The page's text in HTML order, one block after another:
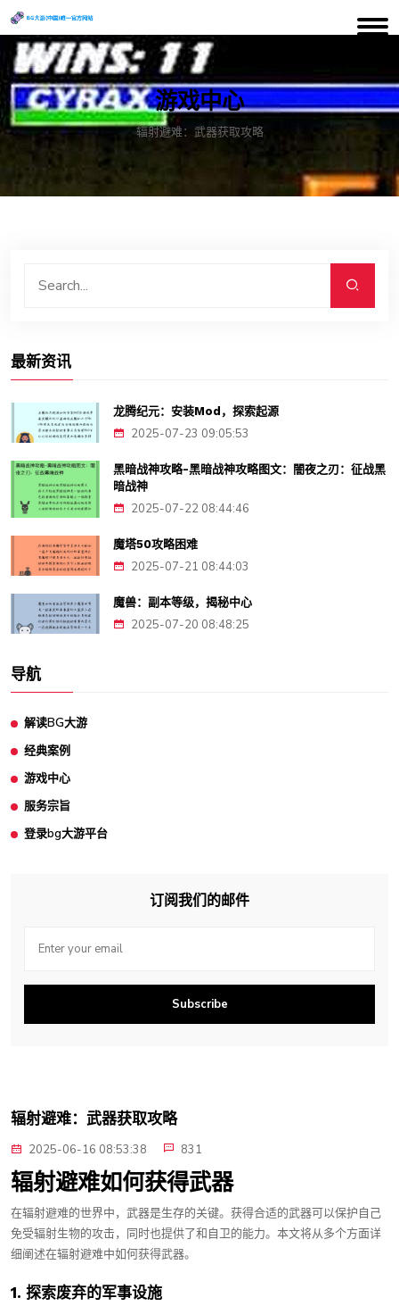
游戏中心
辐射避难：武器获取攻略
最新资讯
龙腾纪元：安装Mod，探索起源
2025-07-23 09:05:53
黑暗战神攻略-黑暗战神攻略图文：闇夜之刃：征战黑
暗战神
2025-07-22 08:44:46
魔塔50攻略困难
2025-07-21 08:44:03
魔兽：副本等级，揭秘中心
2025-07-20 08:48:25
导航
解读BG大游
经典案例
游戏中心
服务宗旨
登录bg大游平台
订阅我们的邮件
Subscribe
辐射避难：武器获取攻略
2025-06-16 08:53:38 831
辐射避难如何获得武器
在辐射避难的世界中，武器是生存的关键。获得合适的武器可以保护自己
免受辐射生物的攻击，同时也提供了和自卫的能力。本文将从多个方面详
细阐述在辐射避难中如何获得武器。
1. 探索废弃的军事设施